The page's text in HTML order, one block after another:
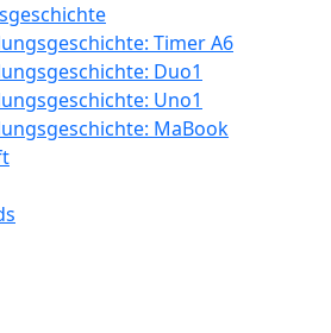
Timer A6
Duo1
Uno1
MaBook